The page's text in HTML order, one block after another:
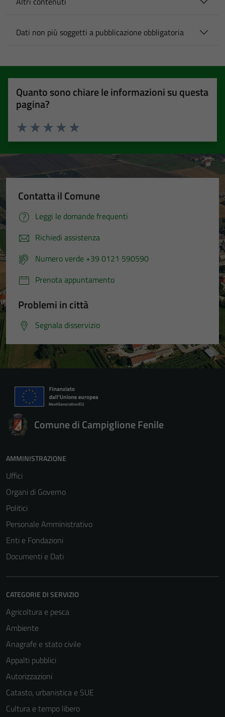
Dati non più soggetti a pubblicazione obbligatoria
Quanto sono chiare le informazioni su questa
pagina?
Valuta 5 stelle su 5
Valuta 4 stelle su 5
Valuta 3 stelle su 5
Valuta 2 stelle su 5
Valuta 1 stelle su 5
Contatta il Comune
Leggi le domande frequenti
Richiedi assistenza
Numero verde +39 0121 590590
Prenota appuntamento
Problemi in città
Segnala disservizio
Comune di Campiglione Fenile
AMMINISTRAZIONE
Uffici
Organi di Governo
Politici
Personale Amministrativo
Enti e Fondazioni
Documenti e Dati
CATEGORIE DI SERVIZIO
Agricoltura e pesca
Ambiente
Anagrafe e stato civile
Appalti pubblici
Autorizzazioni
Catasto, urbanistica e SUE
Cultura e tempo libero